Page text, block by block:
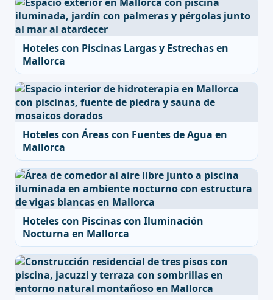
Hoteles con Piscinas Largas y Estrechas en
Mallorca
Hoteles con Áreas con Fuentes de Agua en
Mallorca
Hoteles con Piscinas con Iluminación
Nocturna en Mallorca